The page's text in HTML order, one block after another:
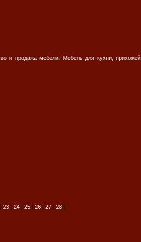
и продажа мебели. Мебель для кухни, прихожей,
| 23 | 24 | 25 | 26 | 27 | 28 |